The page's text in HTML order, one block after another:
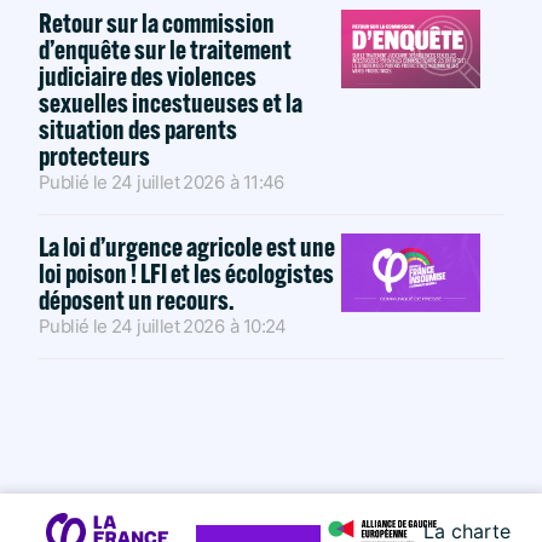
Retour sur la commission
d’enquête sur le traitement
judiciaire des violences
sexuelles incestueuses et la
situation des parents
protecteurs
Publié le 24 juillet 2026 à 11:46
La loi d’urgence agricole est une
loi poison ! LFI et les écologistes
déposent un recours.
Publié le 24 juillet 2026 à 10:24
La charte